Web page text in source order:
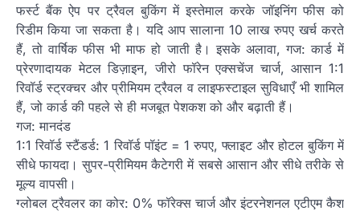
फर्स्ट बैंक ऐप पर ट्रैवल बुकिंग में इस्तेमाल करके जॉइनिंग फीस को
रिडीम किया जा सकता है। यदि आप सालाना 10 लाख रुपए खर्च करते
हैं, तो वार्षिक फीस भी माफ हो जाती है। इसके अलावा, गज: कार्ड में
प्रेरणादायक मेटल डिज़ाइन, जीरो फॉरेन एक्सचेंज चार्ज, आसान 1:1
रिवॉर्ड स्ट्रक्चर और प्रीमियम ट्रैवल व लाइफस्टाइल सुविधाएँ भी शामिल
हैं, जो कार्ड की पहले से ही मजबूत पेशकश को और बढ़ाती हैं।
गज: मानदंड
1:1 रिवॉर्ड स्टैंडर्ड: 1 रिवॉर्ड पॉइंट = 1 रुपए, फ्लाइट और होटल बुकिंग में
सीधे फायदा। सुपर-प्रीमियम कैटेगरी में सबसे आसान और सीधे तरीके से
मूल्य वापसी।
ग्लोबल ट्रैवलर का कोर: 0% फॉरेक्स चार्ज और इंटरनेशनल एटीएम कैश